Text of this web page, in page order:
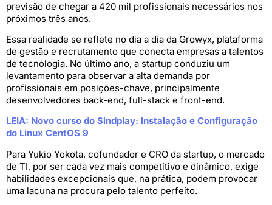
previsão de chegar a 420 mil profissionais necessários nos
próximos três anos.
Essa realidade se reflete no dia a dia da Growyx, plataforma
de gestão e recrutamento que conecta empresas a talentos
de tecnologia. No último ano, a startup conduziu um
levantamento para observar a alta demanda por
profissionais em posições-chave, principalmente
desenvolvedores back-end, full-stack e front-end.
LEIA: Novo curso do Sindplay: Instalação e Configuração
do Linux CentOS 9
Para Yukio Yokota, cofundador e CRO da startup, o mercado
de TI, por ser cada vez mais competitivo e dinâmico, exige
habilidades excepcionais que, na prática, podem provocar
uma lacuna na procura pelo talento perfeito.